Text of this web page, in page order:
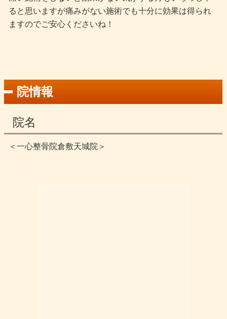
ると思いますが痛みがない施術でも十分に効果は得られ
ますのでご安心くださいね！
院情報
院名
＜一心整骨院倉敷天城院＞